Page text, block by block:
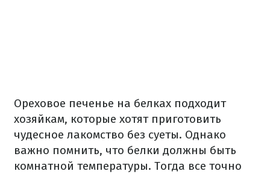
Ореховое печенье на белках подходит
хозяйкам, которые хотят приготовить
чудесное лакомство без суеты. Однако
важно помнить, что белки должны быть
комнатной температуры. Тогда все точно